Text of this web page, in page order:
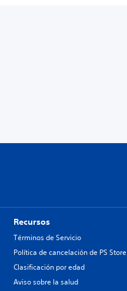
Recursos
Términos de Servicio
Política de cancelación de PS Store
Clasificación por edad
Aviso sobre la salud